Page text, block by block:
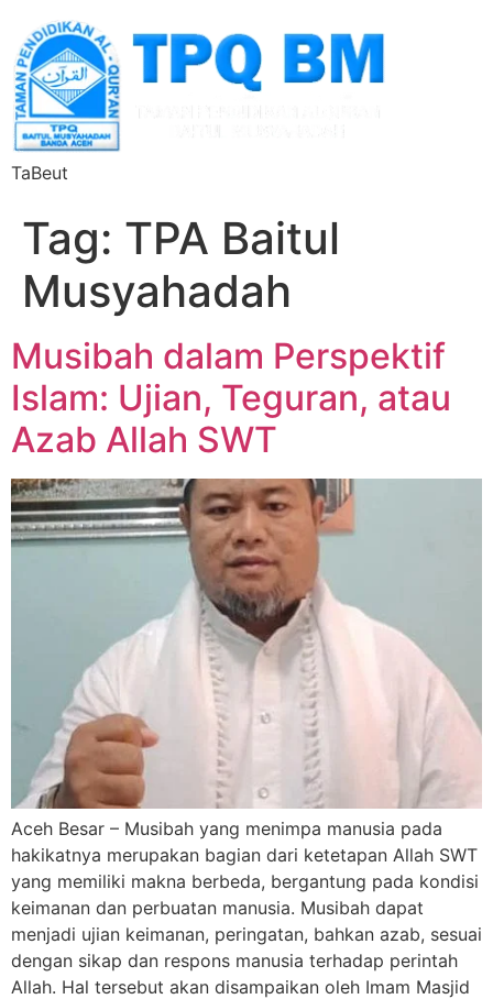
TaBeut
Tag: TPA Baitul
Musyahadah
Musibah dalam Perspektif
Islam: Ujian, Teguran, atau
Azab Allah SWT
Aceh Besar – Musibah yang menimpa manusia pada
hakikatnya merupakan bagian dari ketetapan Allah SWT
yang memiliki makna berbeda, bergantung pada kondisi
keimanan dan perbuatan manusia. Musibah dapat
menjadi ujian keimanan, peringatan, bahkan azab, sesuai
dengan sikap dan respons manusia terhadap perintah
Allah. Hal tersebut akan disampaikan oleh Imam Masjid